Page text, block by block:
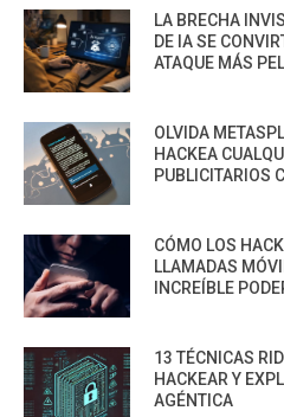
LA BRECHA
DE IA SE
ATAQUE MÁS
OLVIDA
HACKEA
PUBLICITARIOS
CÓMO LOS
LLAMADAS
INCREÍBLE
13 TÉCNICAS
HACKEAR Y
AGÉNTICA